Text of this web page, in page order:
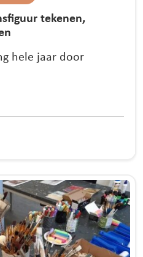
tekenen,
hele jaar door